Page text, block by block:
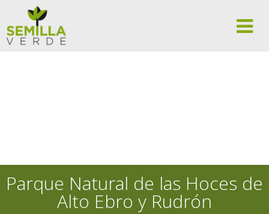
Parque Natural de las Hoces de
Alto Ebro y Rudrón